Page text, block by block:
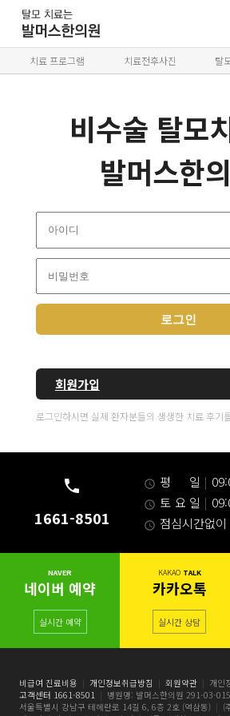
치료 프로그램 치료전후사진 탈
비수술 탈모
발머스한
로그인
회원가입
로그인하시면 실제 환자분들의 생생한 치료 후기
1661-8501
평 일 |
토 요 일 |
점심시간없이
NAVER
네이버 예약
실시간 예약
KAKAO TALK
카카오톡
실시간 상담
비급여 진료비용 | 개인정보취급방침 | 회원약관 | 개인
고객센터 1661-8501 | 병원명: 발머스한의원 291-03-
서울특별시 강남구 테헤란로 14길 6, 6층 2호 (역삼동) | (